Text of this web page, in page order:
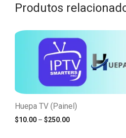
Produtos
Huepa TV (Painel)
$10.00 – $250.00Faixa de preço: